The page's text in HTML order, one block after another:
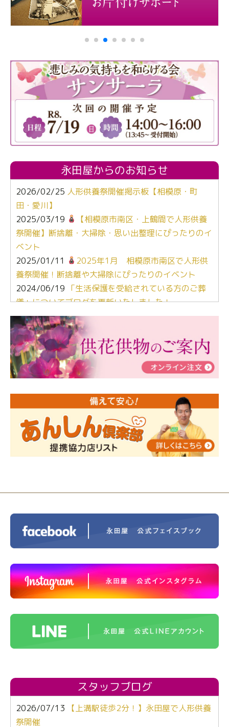
永田屋からのお知らせ
2026/02/25 人形供養祭開催掲示板【相模原・町
田・愛川】
2025/03/19
【相模原市南区・上鶴間で人形供養
祭開催】断捨離・大掃除・思い出整理にぴったりのイ
ベント
2025/01/11
2025年1月 相模原市南区で人形供
養祭開催！断捨離や大掃除にぴったりのイベント
2024/06/19 「生活保護を受給されている方のご葬
儀」についてブログを更新いたしました！
2024/03/06【終活なるほど教室】「マンガで学
ぶ！はじめてのお葬式」小さな家族葬ハウス®町田成
瀬 ご参加ありがとうございました！
2024/01/19令和6年能登半島地震災害の寄付のご報
告
人形供養 寄付のご報告
2023/12/16終活なるほど教室＠小さな家族葬ハウ
ス®上鶴間 エンディングノートを書いてみよう！
2023/11/29 永田屋創業110周年記念式典 レンブラ
ントホテル東京町田
スタッフブログ
2026/07/13
【上溝駅徒歩2分！】永田屋で人形供養
祭開催